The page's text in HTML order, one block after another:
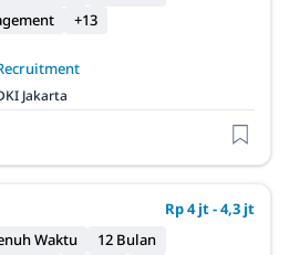
+13
Jakarta
Rp 4 jt - 4,3 jt
Waktu
12 Bulan